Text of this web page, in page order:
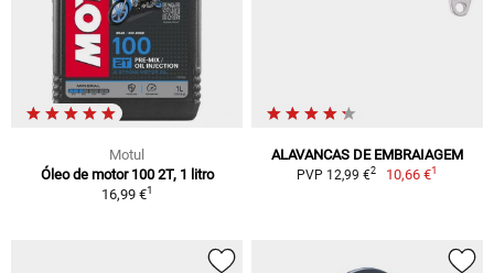
Motul
Óleo de motor 100 2T, 1 litro
16,99 €1
ALAVANCAS DE EMBRAIAGEM
PVP 12,99 €2 10,66 €1